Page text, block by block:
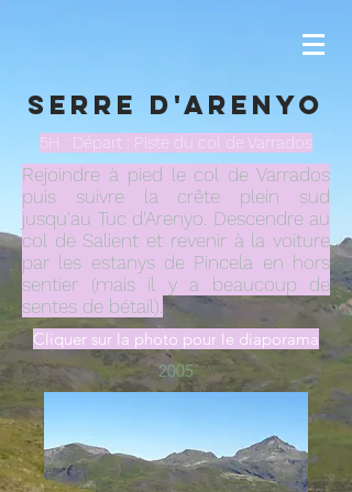
Serre d'Arenyo
5H : Départ : Piste du col de Varrados
Rejoindre à pied le col de Varrados
puis suivre la crête plein sud
jusqu'au Tuc d'Arenyo. Descendre au
col de Salient et revenir à la voiture
par les estanys de Pincela en hors
sentier (mais il y a beaucoup de
sentes de bétail).
Cliquer sur la photo pour le diaporama
2005